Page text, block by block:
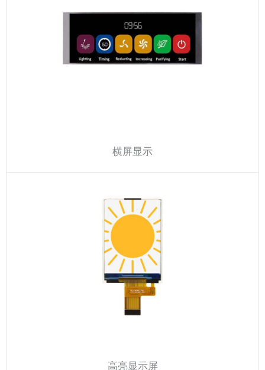
横屏显示
高亮显示屏